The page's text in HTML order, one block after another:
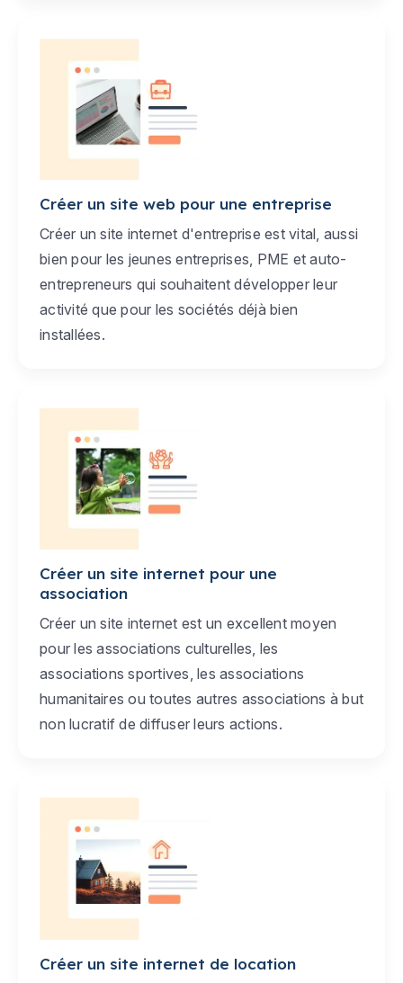
Créer un site web pour une entreprise
Créer un site internet d'entreprise est vital, aussi
bien pour les jeunes entreprises, PME et auto-
entrepreneurs qui souhaitent développer leur
activité que pour les sociétés déjà bien
installées.
Créer un site internet pour une
association
Créer un site internet est un excellent moyen
pour les associations culturelles, les
associations sportives, les associations
humanitaires ou toutes autres associations à but
non lucratif de diffuser leurs actions.
Créer un site internet de location